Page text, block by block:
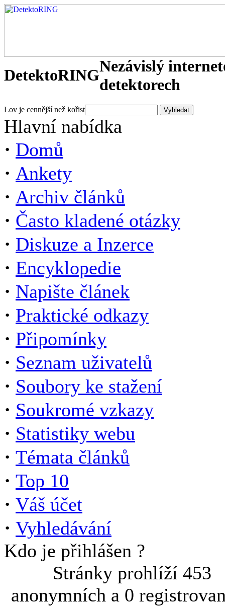
DetektoRINGNezávislý
detektorech
Lov je cennější než kořist
Hlavní nabídka
· Domů
· Ankety
· Archiv článků
· Často kladené otázky
· Diskuze a Inzerce
· Encyklopedie
· Napište článek
· Praktické odkazy
· Připomínky
· Seznam uživatelů
· Soubory ke stažení
· Soukromé vzkazy
· Statistiky webu
· Témata článků
· Top 10
· Váš účet
· Vyhledávání
Kdo je přihlášen ?
Stránky prohlíží 453
anonymních a 0